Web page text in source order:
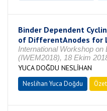
Binder Dependent
of DifferentAnodes for
International Workshop on
(IWEM2018), 18 Ekim
YUCA DOĞDU NESLİHAN
Neslihan Yuca Doğdu